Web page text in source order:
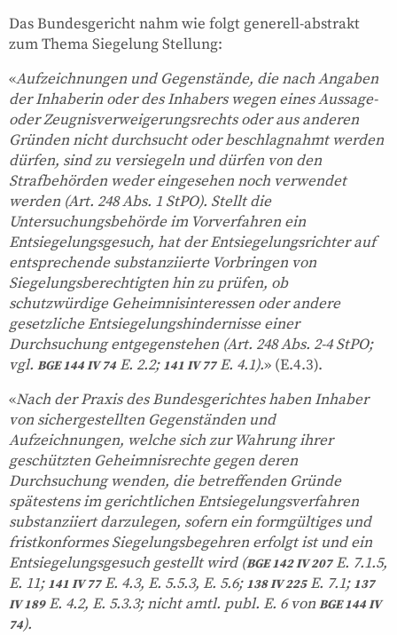
Das Bundesgericht nahm wie folgt generell-abstrakt
zum Thema Siegelung Stellung:
«Aufzeichnungen und Gegenstände, die nach Angaben
der Inhaberin oder des Inhabers wegen eines Aussage-
oder Zeugnisverweigerungsrechts oder aus anderen
Gründen nicht durchsucht oder beschlagnahmt werden
dürfen, sind zu versiegeln und dürfen von den
Strafbehörden weder eingesehen noch verwendet
werden (Art. 248 Abs. 1 StPO). Stellt die
Untersuchungsbehörde im Vorverfahren ein
Entsiegelungsgesuch, hat der Entsiegelungsrichter auf
entsprechende substanziierte Vorbringen von
Siegelungsberechtigten hin zu prüfen, ob
schutzwürdige Geheimnisinteressen oder andere
gesetzliche Entsiegelungshindernisse einer
Durchsuchung entgegenstehen (Art. 248 Abs. 2-4 StPO;
vgl. BGE 144 IV 74 E. 2.2; 141 IV 77E. 4.1).» (E.4.3).
«Nach der Praxis des Bundesgerichtes haben Inhaber
von sichergestellten Gegenständen und
Aufzeichnungen, welche sich zur Wahrung ihrer
geschützten Geheimnisrechte gegen deren
Durchsuchung wenden, die betreffenden Gründe
spätestens im gerichtlichen Entsiegelungsverfahren
substanziiert darzulegen, sofern ein formgültiges und
fristkonformes Siegelungsbegehren erfolgt ist und ein
Entsiegelungsgesuch gestellt wird (BGE 142 IV 207E. 7.1.5,
E. 11; 141 IV 77E. 4.3, E. 5.5.3, E. 5.6; 138 IV 225E. 7.1; 137
IV 189E. 4.2, E. 5.3.3; nicht amtl. publ. E. 6 von BGE 144 IV
74).